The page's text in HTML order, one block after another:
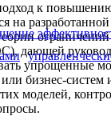
к
на
дающей
упрощенные
бизнес-систем
моделей,